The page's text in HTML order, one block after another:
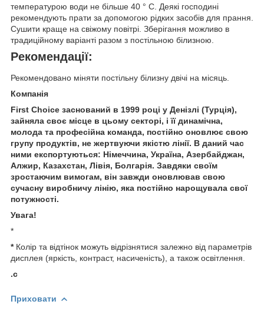
температурою води не більше 40 ° C. Деякі господині
рекомендують прати за допомогою рідких засобів для прання.
Сушити краще на свіжому повітрі. Зберігання можливо в
традиційному варіанті разом з постільною білизною.
Рекомендації:
Рекомендовано міняти постільну білизну двічі на місяць.
Компанія
First Choice заснований в 1999 році у Денізлі (Турція),
зайняла своє місце в цьому секторі, і її динамічна,
молода та професійна команда, постійно оновлює свою
групу продуктів, не жертвуючи якістю лінії. В даний час
ними експортуються: Німеччина, Україна, Азербайджан,
Алжир, Казахстан, Лівія, Болгарія. Завдяки своїм
зростаючим вимогам, він завжди оновлював свою
сучасну виробничу лінію, яка постійно нарощувала свої
потужності.
Увага!
*
* Колір та відтінок можуть відрізнятися залежно від параметрів
дисплея (яркість, контраст, насиченість), а також освітлення.
.c
Приховати